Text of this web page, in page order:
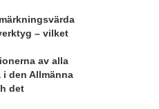
– vilket
av alla
i den Allmänna
det